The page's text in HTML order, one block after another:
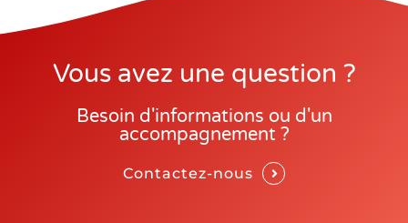
Vous avez une question ?
Besoin d'informations ou d'un
accompagnement ?
Contactez-nous